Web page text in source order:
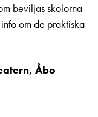
beviljas skolorna
om de praktiska
Åbo